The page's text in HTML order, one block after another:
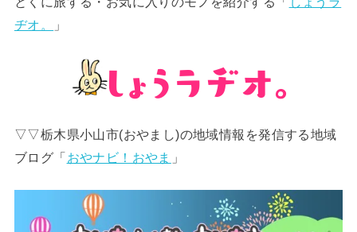
ヂオ。
」
▽▽栃木県小山市(おやまし)の地域情報を発信する地域
ブログ「 おやナビ！おやま 」